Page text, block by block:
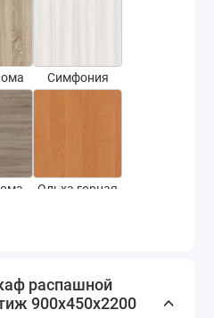
Симфония
Ольха горная
распашной
900х450х2200